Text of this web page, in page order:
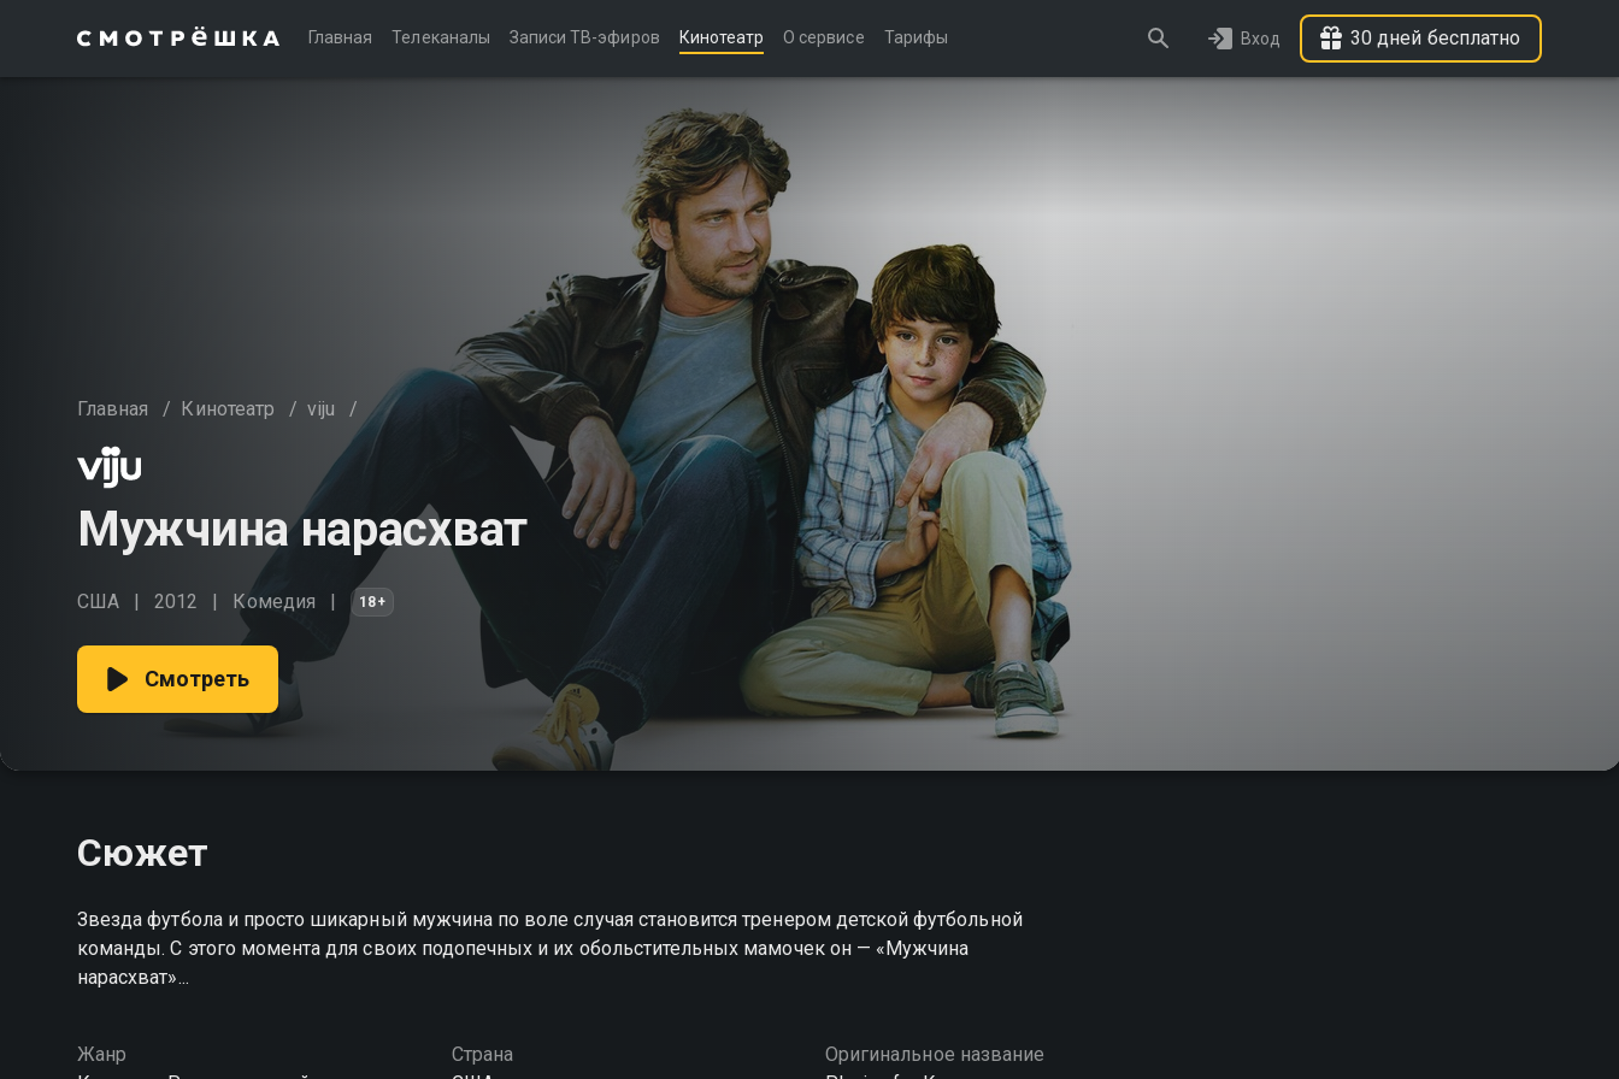
Главная Телеканалы Записи ТВ-эфиров Кинотеатр О сервисе Тарифы Вход 30 дней бесплатно
Главная / Кинотеатр / viju /
Мужчина нарасхват
США 2012 Комедия 18+
Смотреть
Сюжет
Звезда футбола и просто шикарный мужчина по воле случая становится тренером детской футбольной
команды. С этого момента для своих подопечных и их обольстительных мамочек он — «Мужчина
нарасхват»...
Жанр
Страна
Оригинальное название